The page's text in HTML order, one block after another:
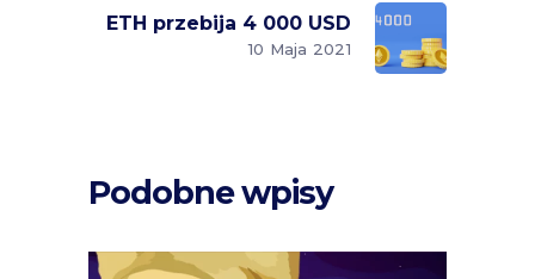
ETH przebija 4 000 USD
10 Maja 2021
Podobne wpisy